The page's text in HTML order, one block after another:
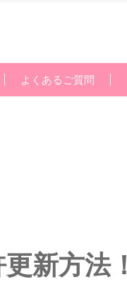
よくあるご質問
新方法！